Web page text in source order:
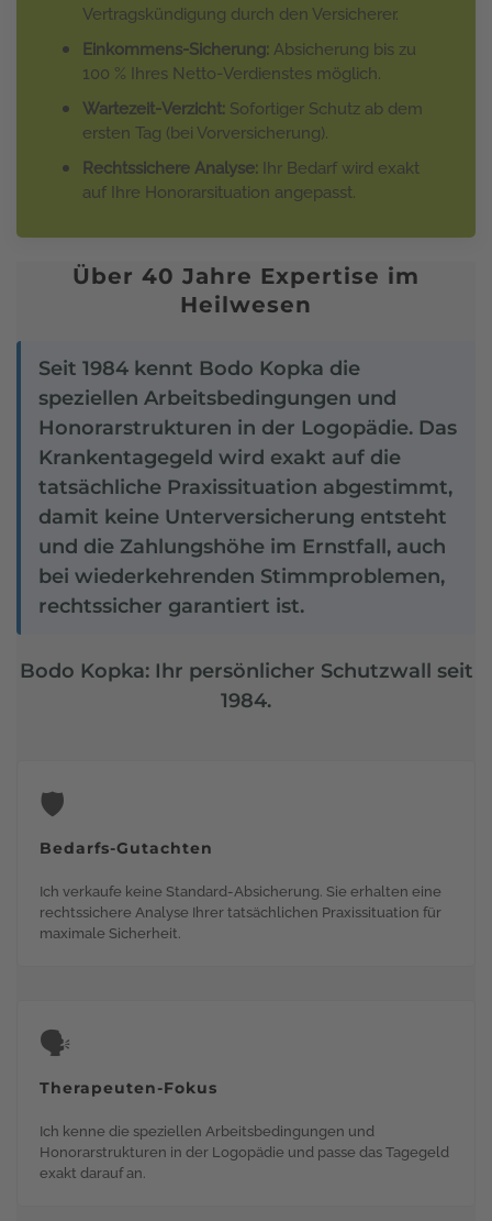
Vertragskündigung durch den Versicherer.
Einkommens-Sicherung: Absicherung bis zu
100 % Ihres Netto-Verdienstes möglich.
Wartezeit-Verzicht: Sofortiger Schutz ab dem
ersten Tag (bei Vorversicherung).
Rechtssichere Analyse: Ihr Bedarf wird exakt
auf Ihre Honorarsituation angepasst.
Über 40 Jahre Expertise im
Heilwesen
Seit 1984 kennt Bodo Kopka die
speziellen Arbeitsbedingungen und
Honorarstrukturen in der Logopädie. Das
Krankentagegeld wird exakt auf die
tatsächliche Praxissituation abgestimmt,
damit keine Unterversicherung entsteht
und die Zahlungshöhe im Ernstfall, auch
bei wiederkehrenden Stimmproblemen,
rechtssicher garantiert ist.
Bodo Kopka: Ihr persönlicher Schutzwall seit
1984.
🛡️
Bedarfs-Gutachten
Ich verkaufe keine Standard-Absicherung. Sie erhalten eine
rechtssichere Analyse Ihrer tatsächlichen Praxissituation für
maximale Sicherheit.
🗣️
Therapeuten-Fokus
Ich kenne die speziellen Arbeitsbedingungen und
Honorarstrukturen in der Logopädie und passe das Tagegeld
exakt darauf an.